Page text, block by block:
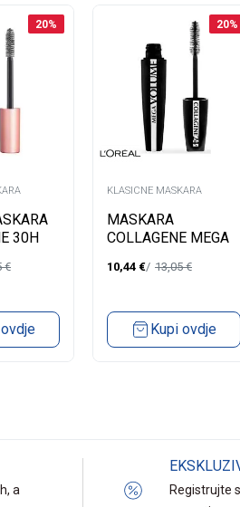
20%
30H
€
20%
KLASICNE MASKARA
MASKARA
COLLAGENE MEGA
10,44 € 13,05€
Kupi ovdje
a
Registrujte